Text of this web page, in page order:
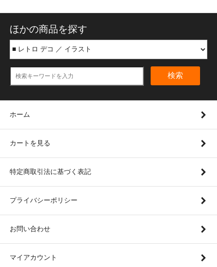
ほかの商品を探す
検索
ホーム
カートを見る
特定商取引法に基づく表記
プライバシーポリシー
お問い合わせ
マイアカウント